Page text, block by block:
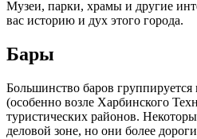
Музеи, парки, храмы и другие
вас историю и дух этого города.
Бары
Большинство баров группируется
(особенно возле Харбинского
туристических районов.
деловой зоне, но они более